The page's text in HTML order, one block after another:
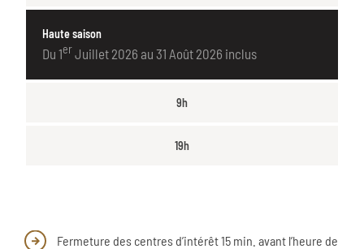
Haute saison
Du 1erJuillet 2026 au 31 Août 2026 inclus
9h
19h
Fermeture des centres d’intérêt 15 min. avant l’heure de